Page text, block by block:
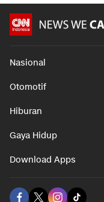
Nasional
Otomotif
Hiburan
Gaya Hidup
Download Apps